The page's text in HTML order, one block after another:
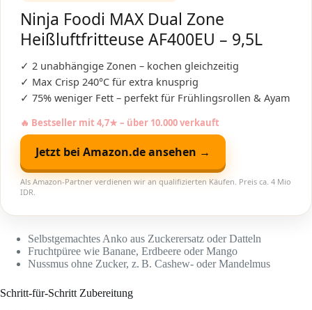
Ninja Foodi MAX Dual Zone
Heißluftfritteuse AF400EU – 9,5L
✓ 2 unabhängige Zonen – kochen gleichzeitig
✓ Max Crisp 240°C für extra knusprig
✓ 75% weniger Fett – perfekt für Frühlingsrollen & Ayam
🔥 Bestseller mit 4,7★ – über 10.000 verkauft
Jetzt bei Amazon.de ansehen →
Als Amazon-Partner verdienen wir an qualifizierten Käufen. Preis ca. 4 Mio
IDR.
Selbstgemachtes Anko aus Zuckerersatz oder Datteln
Fruchtpüree wie Banane, Erdbeere oder Mango
Nussmus ohne Zucker, z. B. Cashew- oder Mandelmus
Schritt-für-Schritt Zubereitung